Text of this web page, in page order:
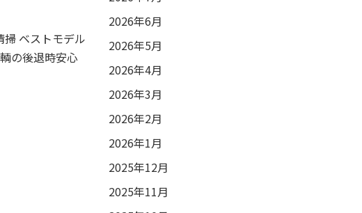
掃 ベストモデル
の後退時安心
2026年6月
2026年5月
2026年4月
2026年3月
2026年2月
2026年1月
2025年12月
2025年11月